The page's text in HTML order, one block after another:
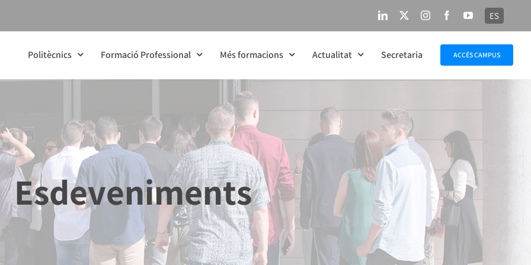
LinkedIn InstagramFacebookYouTube
ES
Politècnics Formació Professional Més formacions Actualitat Secretaria ACCÉS CAMPUS
Esdeveniments